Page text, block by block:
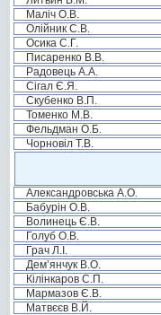
Маліч О.В.
Олійник С.В.
Осика С.Г.
Писаренко В.В.
Радовець А.А.
Сігал Є.Я.
Скубенко В.П.
Томенко М.В.
Фельдман О.Б.
Чорновіл Т.В.
Александровська А.О.
Бабурін О.В.
Волинець Є.В.
Голуб О.В.
Грач Л.І.
Дем’янчук В.О.
Кілінкаров С.П.
Мармазов Є.В.
Матвєєв В.Й.